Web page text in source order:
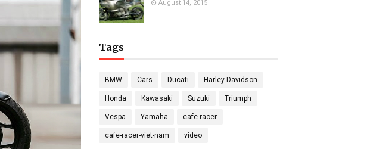
August 14, 2015
Tags
BMW Cars Ducati Harley Davidson
Honda Kawasaki Suzuki Triumph
Vespa Yamaha cafe racer
cafe-racer-viet-nam video